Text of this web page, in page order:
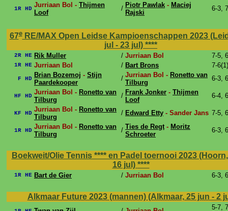
1R HD Jurriaan Bol - Thijmen
Loof
/ Piotr Pawlak - Maciej
Rajski
6-3,
67eRE/MAX Open Leidse Kampioenschappen 2023
jul - 23 jul) ****
2R HE Rik Muller / Jurriaan Bol 7-5,
1R HE Jurriaan Bol / Bart Brons 7-
F HD Brian Bozemoj - Stijn
Paardekooper
/ Jurriaan Bol - Ronetto van
Tilburg
6-3,
HF HD Jurriaan Bol - Ronetto van
Tilburg
/ Frank Jonker - Thijmen
Loof
6-4,
KF HD Jurriaan Bol - Ronetto van
Tilburg
/ Edward Etty - Sander Jans 7-5,
1R HD Jurriaan Bol - Ronetto van
Tilburg
/ Ties de Regt- Moritz
Schroeter
6-3,
Boekweit/Olie Tennis **** en Padel toernooi 2023
16 jul) ****
1R HE Bart de Gier / Jurriaan Bol 6-3,
Alkmaar Future 2023 (mannen) (Alkmaar, 25 jun - 2
5-7,